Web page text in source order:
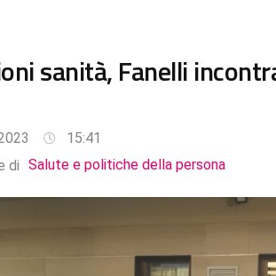
sanità, Fanelli
15:41
di Salute e politiche della persona